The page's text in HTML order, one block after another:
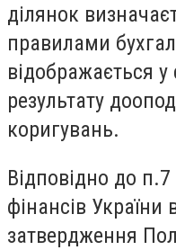
ділянок
правилами
відображається у
результату
коригувань.
Відповідно до п.7
фінансів
затвердження